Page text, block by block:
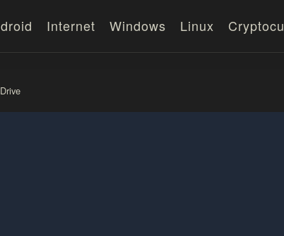
Internet Windows Linux